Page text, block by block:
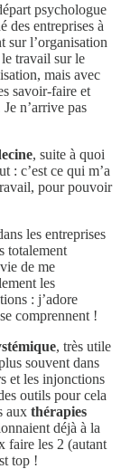
psychologue
des entreprises à
sur l’organisation
travail sur le
mais avec
savoir-faire et
n’arrive pas
, suite à quoi
: c’est ce qui m’a
pour pouvoir
les entreprises
totalement
de me
les
: j’adore
comprennent !
, très utile
souvent dans
et les injonctions
outils pour cela
aux thérapies
déjà à la
faire les 2 (autant
top !